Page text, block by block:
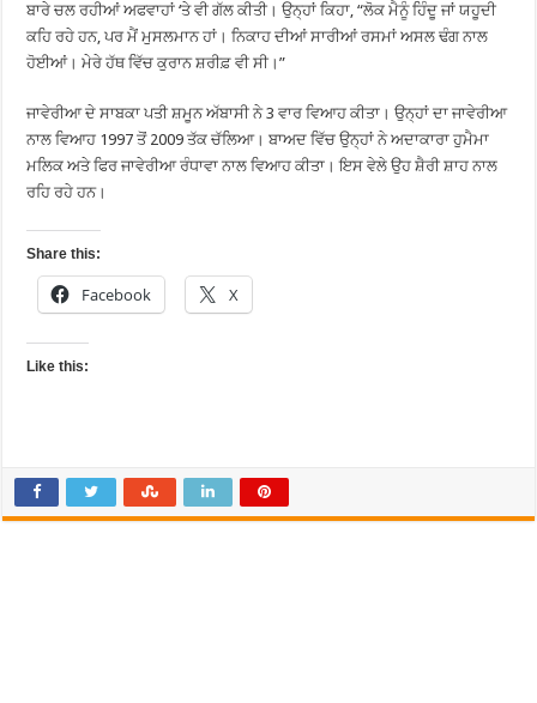
ਬਾਰੇ ਚਲ ਰਹੀਆਂ ਅਫਵਾਹਾਂ ‘ਤੇ ਵੀ ਗੱਲ ਕੀਤੀ। ਉਨ੍ਹਾਂ ਕਿਹਾ, “ਲੋਕ ਮੈਨੂੰ ਹਿੰਦੂ ਜਾਂ ਯਹੂਦੀ
ਕਹਿ ਰਹੇ ਹਨ, ਪਰ ਮੈਂ ਮੁਸਲਮਾਨ ਹਾਂ। ਨਿਕਾਹ ਦੀਆਂ ਸਾਰੀਆਂ ਰਸਮਾਂ ਅਸਲ ਢੰਗ ਨਾਲ
ਹੋਈਆਂ। ਮੇਰੇ ਹੱਥ ਵਿੱਚ ਕੁਰਾਨ ਸ਼ਰੀਫ਼ ਵੀ ਸੀ।”
ਜਾਵੇਰੀਆ ਦੇ ਸਾਬਕਾ ਪਤੀ ਸ਼ਮੂਨ ਅੱਬਾਸੀ ਨੇ 3 ਵਾਰ ਵਿਆਹ ਕੀਤਾ। ਉਨ੍ਹਾਂ ਦਾ ਜਾਵੇਰੀਆ
ਨਾਲ ਵਿਆਹ 1997 ਤੋਂ 2009 ਤੱਕ ਚੱਲਿਆ। ਬਾਅਦ ਵਿੱਚ ਉਨ੍ਹਾਂ ਨੇ ਅਦਾਕਾਰਾ ਹੁਮੈਮਾ
ਮਲਿਕ ਅਤੇ ਫਿਰ ਜਾਵੇਰੀਆ ਰੰਧਾਵਾ ਨਾਲ ਵਿਆਹ ਕੀਤਾ। ਇਸ ਵੇਲੇ ਉਹ ਸ਼ੈਰੀ ਸ਼ਾਹ ਨਾਲ
ਰਹਿ ਰਹੇ ਹਨ।
Share this:
Facebook X
Like this: